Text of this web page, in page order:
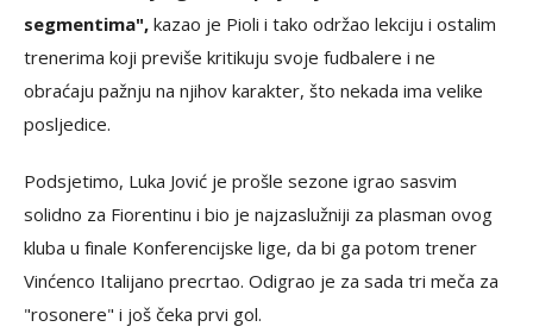
segmentima", kazao je Pioli i tako održao lekciju i ostalim
trenerima koji previše kritikuju svoje fudbalere i ne
obraćaju pažnju na njihov karakter, što nekada ima velike
posljedice.
Podsjetimo, Luka Jović je prošle sezone igrao sasvim
solidno za Fiorentinu i bio je najzaslužniji za plasman ovog
kluba u finale Konferencijske lige, da bi ga potom trener
Vinćenco Italijano precrtao. Odigrao je za sada tri meča za
"rosonere" i još čeka prvi gol.